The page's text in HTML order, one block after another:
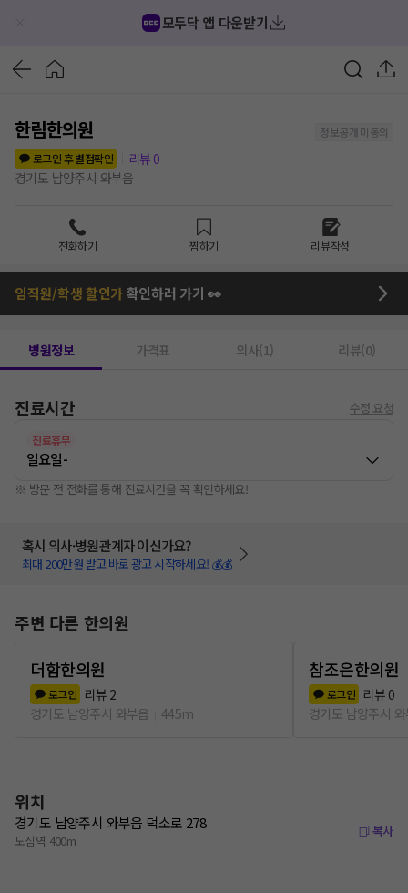
모두닥 앱 다운받기
한림한의원
정보공개 미동의
로그인 후 별점확인
리뷰 0
경기도 남양주시 와부읍
전화하기 찜하기 리뷰작성
임직원/학생 할인가확인하러 가기 👀
병원정보 가격표 의사(1) 리뷰(0)
진료시간 수정 요청
진료휴무
일요일-
※ 방문 전 전화를 통해 진료시간을 꼭 확인하세요!
혹시 의사·병원관계자 이신가요?
최대 200만원 받고 바로 광고 시작하세요! 💰💰
주변 다른 한의원
더함한의원
로그인 리뷰 2
경기도 남양주시 와부읍
445m
참조은한의원
로그인 리뷰 0
경기도 남양주시
위치
경기도 남양주시 와부읍 덕소로 278
도심역 400m
복사